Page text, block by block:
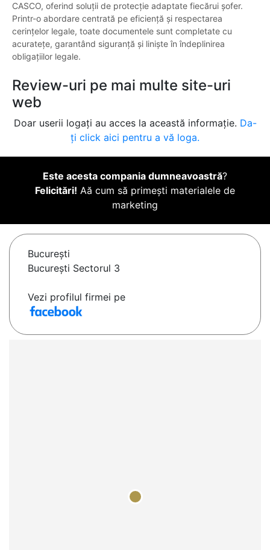
CASCO, oferind soluții de protecție adaptate fiecărui șofer.
Printr-o abordare centrată pe eficiență și respectarea
cerințelor legale, toate documentele sunt completate cu
acuratețe, garantând siguranță și liniște în îndeplinirea
obligațiilor legale.
Review-uri pe mai multe site-uri
web
Doar userii logați au acces la această informație. Da-
ți click aici pentru a vă loga.
Este acesta compania dumneavoastră?
Felicitări! Aă cum să primești materialele de
marketing
Bucureşti
Bucureşti Sectorul 3
Vezi profilul firmei pe